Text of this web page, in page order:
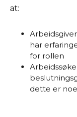
at:
har
for rollen
dette er